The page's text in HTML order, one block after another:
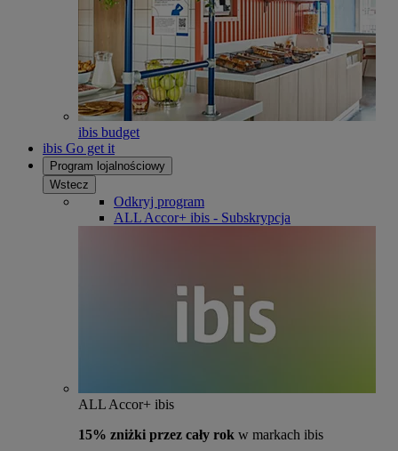
ibis budget
ibis Go get it
Program lojalnościowy
Wstecz
Odkryj program
ALL Accor+ ibis - Subskrypcja
ALL Accor+ ibis
15% zniżki przez cały rok w markach ibis